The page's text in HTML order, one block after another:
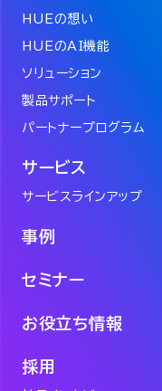
HUEの想い
HUEのAI機能
ソリューション
製品サポート
パートナープログラム
サービス
サービスラインアップ
事例
セミナー
お役立ち情報
採用